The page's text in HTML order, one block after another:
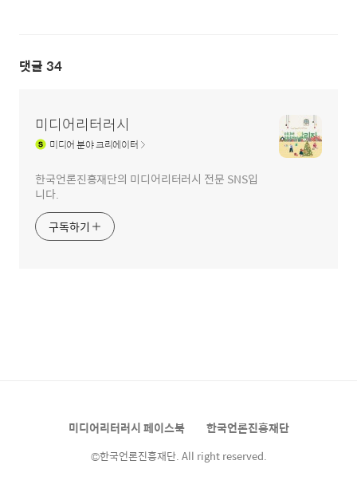
댓글 34
미디어리터러시
미디어분야 크리에이터
한국언론진흥재단의 미디어리터러시 전문 SNS입
니다.
구독하기
미디어리터러시 페이스북 한국언론진흥재단
©한국언론진흥재단. All right reserved.